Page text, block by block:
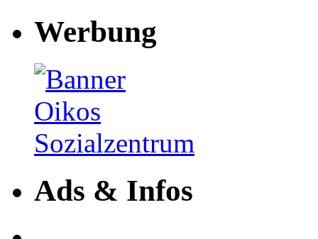
Werbung
Ads & Infos